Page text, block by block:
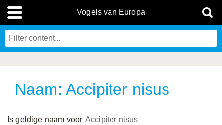
Vogels van Europa
Naam: Accipiter nisus
Is geldige naam voor Accipiter nisus